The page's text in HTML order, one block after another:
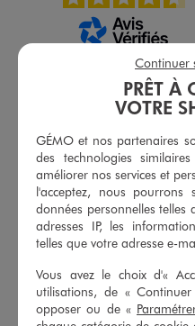
avis soumis à un
Voir tous les avis sur ce site
4étoiles
3étoiles
2étoiles
étoile
Trier les avis
PRÊT À
VOTRE
GÉMO et nos partenaires
des technologies
améliorer nos services et
l'acceptez, nous pourrons
données personnelles telles
adresses IP, les
telles que votre adresse e-
Vous avez le choix d'«
utilisations, de «
opposer ou de «
Continuer